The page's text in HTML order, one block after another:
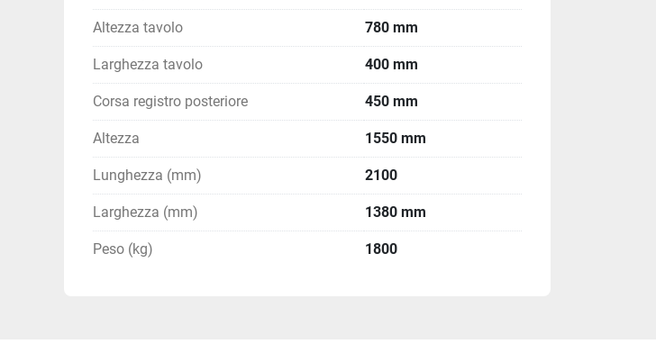
🏭 A chi è destinata
Carpenterie
Fabbri
Quadristi
👉 Se lavori lamiera, questa macchina è per te
🔧 Pronta a lavorare subito
Altezza tavolo 780 mm
Larghezza tavolo 400 mm
Corsa registro posteriore 450 mm
Altezza 1550 mm
Lunghezza (mm) 2100
Larghezza (mm) 1380 mm
Peso (kg) 1800